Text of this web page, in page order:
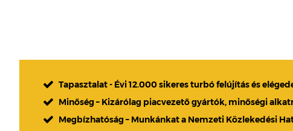
Tapasztalat - Évi 12.000 sikeres turbó felújítás és
Minőség – Kizárólag piacvezető gyártók, minőségi
Megbízhatóság – Munkánkat a Nemzeti Közlekedési